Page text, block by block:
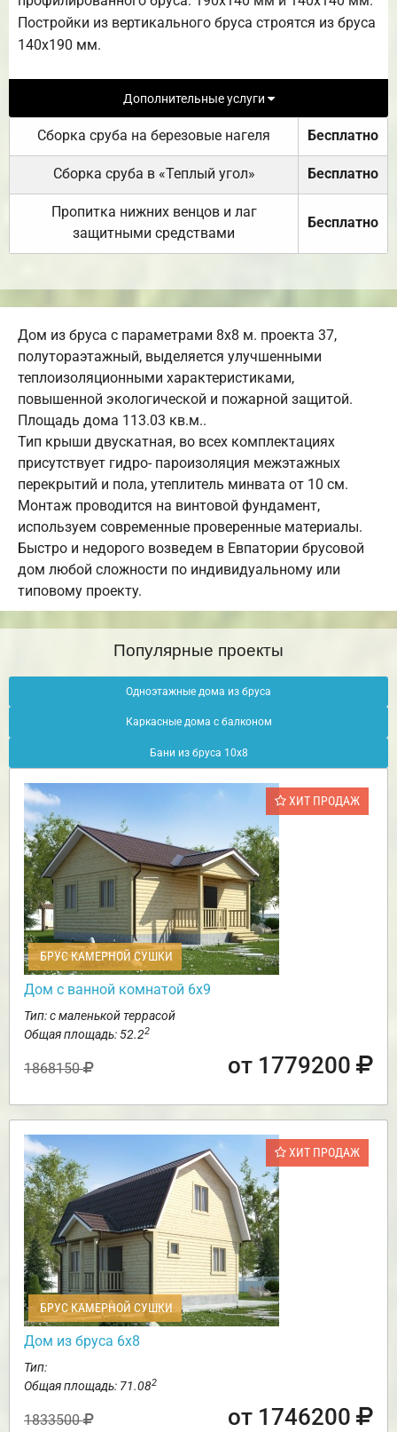
Постройки из вертикального бруса строятся из бруса
140х190 мм.
Дополнительные услуги
Сборка сруба на березовые нагеля Бесплатно
Сборка сруба в «Теплый угол» Бесплатно
Пропитка нижних венцов и лаг
защитными средствами
Бесплатно
Дом из бруса с параметрами 8х8 м. проекта 37,
полутораэтажный, выделяется улучшенными
теплоизоляционными характеристиками,
повышенной экологической и пожарной защитой.
Площадь дома 113.03 кв.м..
Тип крыши двускатная, во всех комплектациях
присутствует гидро- пароизоляция межэтажных
перекрытий и пола, утеплитель минвата от 10 см.
Монтаж проводится на винтовой фундамент,
используем современные проверенные материалы.
Быстро и недорого возведем в Евпатории брусовой
дом любой сложности по индивидуальному или
типовому проекту.
Популярные проекты
Одноэтажные дома из бруса
Каркасные дома с балконом
Бани из бруса 10х8
ХИТ ПРОДАЖ
БРУС КАМЕРНОЙ СУШКИ
Дом с ванной комнатой 6х9
Тип: с маленькой террасой
Общая площадь: 52.22
1868150 от 1779200
ХИТ ПРОДАЖ
БРУС КАМЕРНОЙ СУШКИ
Дом из бруса 6х8
Тип:
Общая площадь: 71.082
1833500 от 1746200